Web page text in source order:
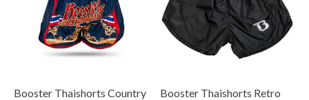
Booster Thaishorts Country
Booster Thaishorts Retro